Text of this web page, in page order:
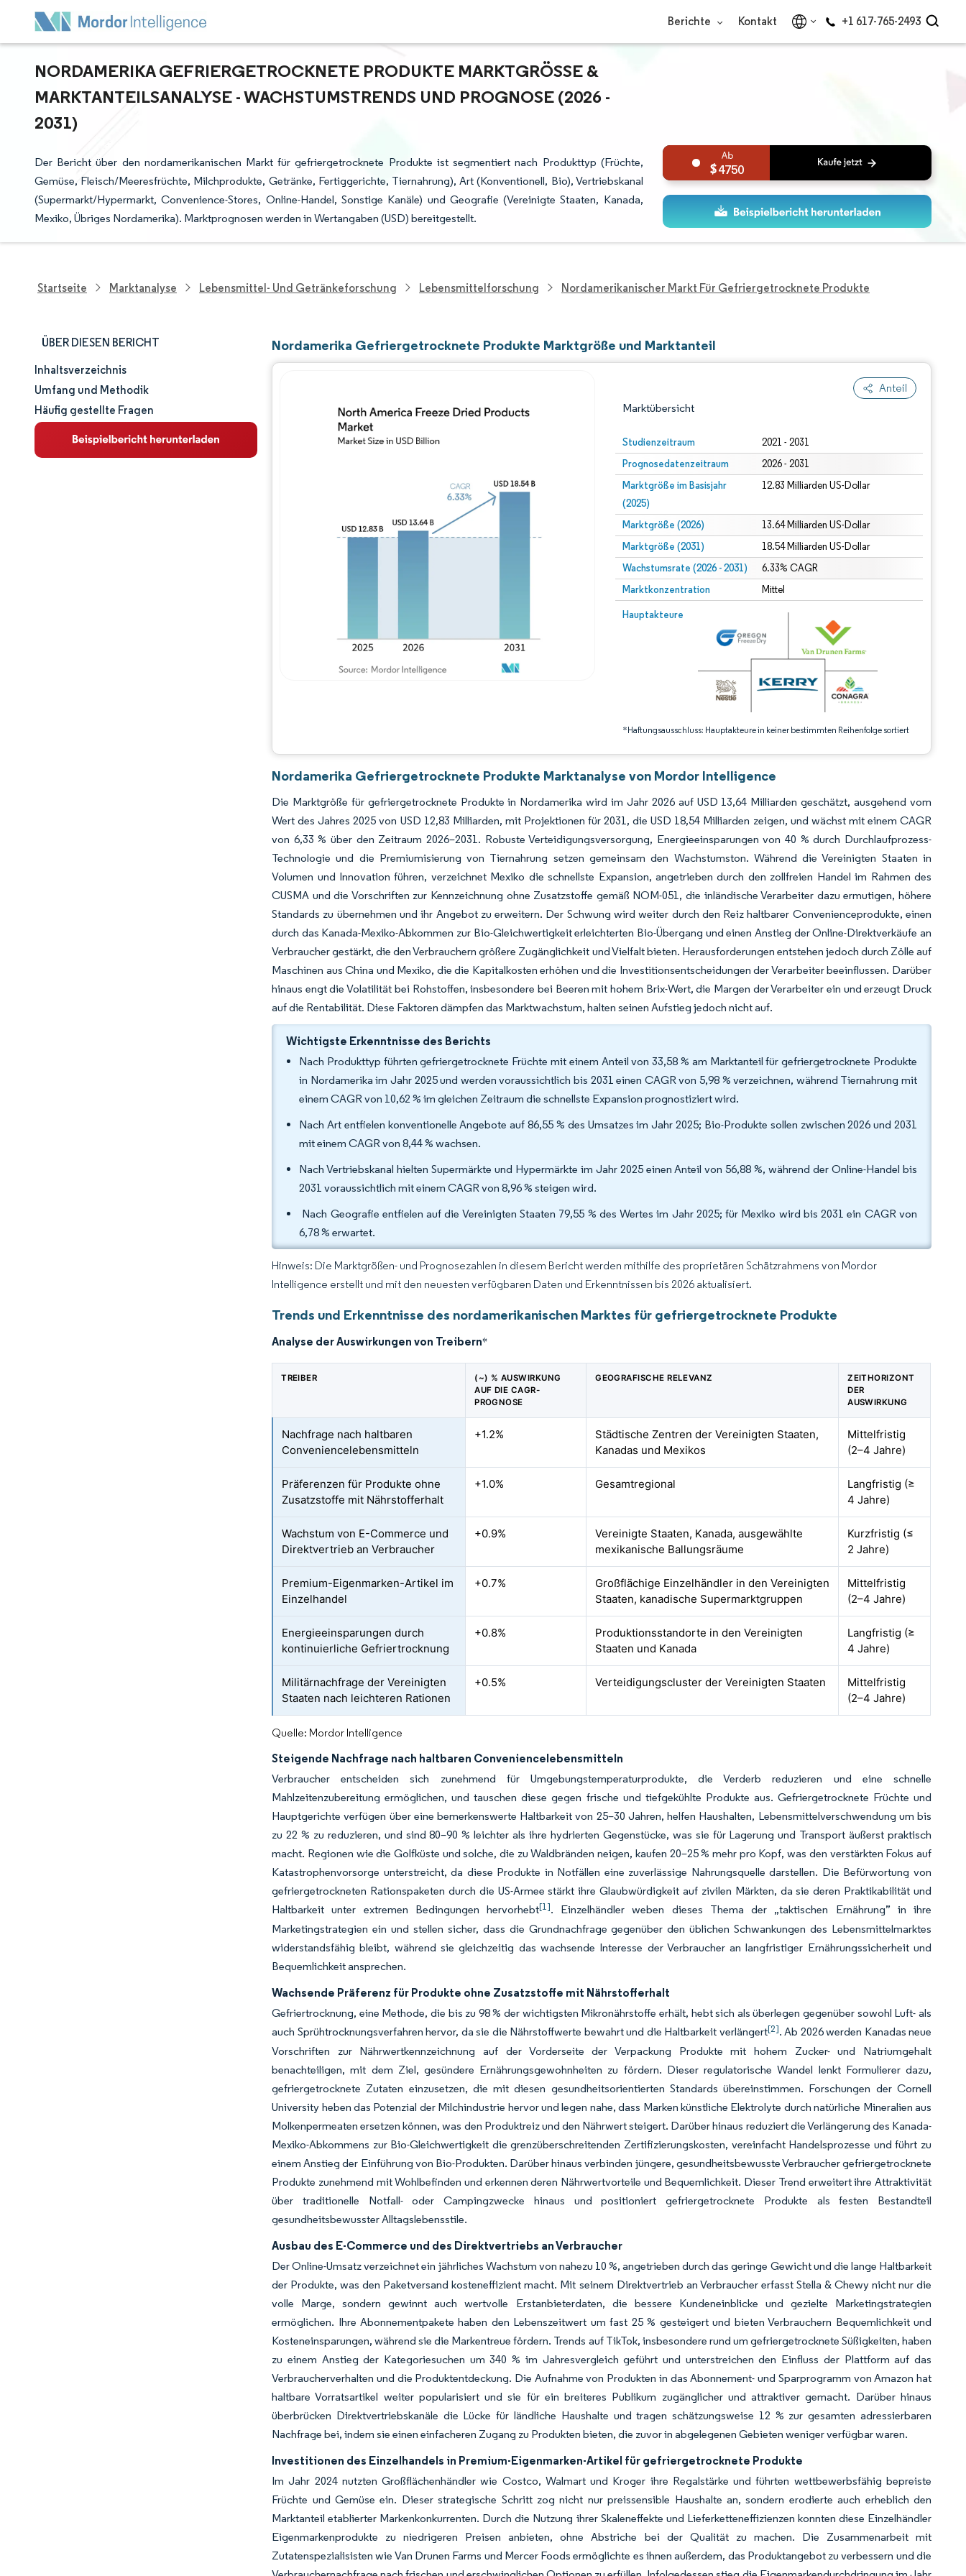
Berichte Kontakt +1 617-765-2493
NORDAMERIKA GEFRIERGETROCKNETE PRODUKTE MARKTGRÖSSE & M
ARKTANTEILSANALYSE - WACHSTUMSTRENDS UND PROGNOSE (2026 - 2
031)
Der Bericht über den nordamerikanischen Markt für gefriergetrocknete Produkte ist segmentiert nach Produkttyp (Früchte,
Gemüse, Fleisch/Meeresfrüchte, Milchprodukte, Getränke, Fertiggerichte, Tiernahrung), Art (Konventionell, Bio), Vertriebskanal
(Supermarkt/Hypermarkt, Convenience-Stores, Online-Handel, Sonstige Kanäle) und Geografie (Vereinigte Staaten, Kanada,
Mexiko, Übriges Nordamerika). Marktprognosen werden in Wertangaben (USD) bereitgestellt.
4750
Startseite Marktanalyse Lebensmittel- Und Getränkeforschung Lebensmittelforschung Nordamerikanischer Markt Für Gefriergetrocknete Produkte
ÜBER DIESEN BERICHT
Marktgröße und -anteil
Marktanalyse
Trends und Einblicke
Inhaltsverzeichnis
Umfang und Methodik
Häufig gestellte Fragen
Nordamerika Gefriergetrocknete Produkte Marktgröße und Marktanteil
Anteil
Marktübersicht
Studienzeitraum 2021 - 2031
Prognosedatenzeitraum 2026 - 2031
Marktgröße im Basisjahr
(2025)
12.83 Milliarden US-Dollar
Marktgröße (2026) 13.64 Milliarden US-Dollar
Marktgröße (2031) 18.54 Milliarden US-Dollar
Wachstumsrate (2026 - 2031) 6.33% CAGR
Marktkonzentration Mittel
Hauptakteure
*Haftungsausschluss: Hauptakteure in keiner bestimmten Reihenfolge sortiert
Bild © Mordor Intelligence. Wiederverwendung erfordert Namensnennung gemäß CC BY 4.0.
Bild © Mordor Intelligence. Wiederverwendung erfordert Namensnennung gemäß CC BY 4.0.
Nordamerika Gefriergetrocknete Produkte Marktanalyse von Mordor Intelligence
Die Marktgröße für gefriergetrocknete Produkte in Nordamerika wird im Jahr 2026 auf USD 13,64 Milliarden geschätzt, ausgehend vom
Wert des Jahres 2025 von USD 12,83 Milliarden, mit Projektionen für 2031, die USD 18,54 Milliarden zeigen, und wächst mit einem CAGR
von 6,33 % über den Zeitraum 2026–2031. Robuste Verteidigungsversorgung, Energieeinsparungen von 40 % durch Durchlaufprozess-
Technologie und die Premiumisierung von Tiernahrung setzen gemeinsam den Wachstumston. Während die Vereinigten Staaten in
Volumen und Innovation führen, verzeichnet Mexiko die schnellste Expansion, angetrieben durch den zollfreien Handel im Rahmen des
CUSMA und die Vorschriften zur Kennzeichnung ohne Zusatzstoffe gemäß NOM-051, die inländische Verarbeiter dazu ermutigen, höhere
Standards zu übernehmen und ihr Angebot zu erweitern. Der Schwung wird weiter durch den Reiz haltbarer Convenienceprodukte, einen
durch das Kanada-Mexiko-Abkommen zur Bio-Gleichwertigkeit erleichterten Bio-Übergang und einen Anstieg der Online-Direktverkäufe an
Verbraucher gestärkt, die den Verbrauchern größere Zugänglichkeit und Vielfalt bieten. Herausforderungen entstehen jedoch durch Zölle auf
Maschinen aus China und Mexiko, die die Kapitalkosten erhöhen und die Investitionsentscheidungen der Verarbeiter beeinflussen. Darüber
hinaus engt die Volatilität bei Rohstoffen, insbesondere bei Beeren mit hohem Brix-Wert, die Margen der Verarbeiter ein und erzeugt Druck
auf die Rentabilität. Diese Faktoren dämpfen das Marktwachstum, halten seinen Aufstieg jedoch nicht auf.
Wichtigste Erkenntnisse des Berichts
Nach Produkttyp führten gefriergetrocknete Früchte mit einem Anteil von 33,58 % am Marktanteil für gefriergetrocknete Produkte
in Nordamerika im Jahr 2025 und werden voraussichtlich bis 2031 einen CAGR von 5,98 % verzeichnen, während Tiernahrung mit
einem CAGR von 10,62 % im gleichen Zeitraum die schnellste Expansion prognostiziert wird.
Nach Art entfielen konventionelle Angebote auf 86,55 % des Umsatzes im Jahr 2025; Bio-Produkte sollen zwischen 2026 und 2031
mit einem CAGR von 8,44 % wachsen.
Nach Vertriebskanal hielten Supermärkte und Hypermärkte im Jahr 2025 einen Anteil von 56,88 %, während der Online-Handel bis
2031 voraussichtlich mit einem CAGR von 8,96 % steigen wird.
Nach Geografie entfielen auf die Vereinigten Staaten 79,55 % des Wertes im Jahr 2025; für Mexiko wird bis 2031 ein CAGR von
6,78 % erwartet.
Hinweis: Die Marktgrößen- und Prognosezahlen in diesem Bericht werden mithilfe des proprietären Schätzrahmens von Mordor
Intelligence erstellt und mit den neuesten verfügbaren Daten und Erkenntnissen bis 2026 aktualisiert.
Trends und Erkenntnisse des nordamerikanischen Marktes für gefriergetrocknete Produkte
Analyse der Auswirkungen von Treibern*
TREIBER
(~) % AUSWIRKUNG
AUF DIE CAGR-
PROGNOSE
GEOGRAFISCHE RELEVANZ
ZEITHORIZONT
DER
AUSWIRKUNG
Nachfrage nach haltbaren
Conveniencelebensmitteln
+1.2%
Städtische Zentren der Vereinigten Staaten,
Kanadas und Mexikos
Mittelfristig
(2–4 Jahre)
Präferenzen für Produkte ohne
Zusatzstoffe mit Nährstofferhalt
+1.0% Gesamtregional
Langfristig (≥
4 Jahre)
Wachstum von E-Commerce und
Direktvertrieb an Verbraucher
+0.9%
Vereinigte Staaten, Kanada, ausgewählte
mexikanische Ballungsräume
Kurzfristig (≤
2 Jahre)
Premium-Eigenmarken-Artikel im
Einzelhandel
+0.7%
Großflächige Einzelhändler in den Vereinigten
Staaten, kanadische Supermarktgruppen
Mittelfristig
(2–4 Jahre)
Energieeinsparungen durch
kontinuierliche Gefriertrocknung
+0.8%
Produktionsstandorte in den Vereinigten
Staaten und Kanada
Langfristig (≥
4 Jahre)
Militärnachfrage der Vereinigten
Staaten nach leichteren Rationen
+0.5% Verteidigungscluster der Vereinigten Staaten
Mittelfristig
(2–4 Jahre)
Quelle: Mordor Intelligence
Steigende Nachfrage nach haltbaren Conveniencelebensmitteln
Verbraucher entscheiden sich zunehmend für Umgebungstemperaturprodukte, die Verderb reduzieren und eine schnelle
Mahlzeitenzubereitung ermöglichen, und tauschen diese gegen frische und tiefgekühlte Produkte aus. Gefriergetrocknete Früchte und
Hauptgerichte verfügen über eine bemerkenswerte Haltbarkeit von 25–30 Jahren, helfen Haushalten, Lebensmittelverschwendung um bis
zu 22 % zu reduzieren, und sind 80–90 % leichter als ihre hydrierten Gegenstücke, was sie für Lagerung und Transport äußerst praktisch
macht. Regionen wie die Golfküste und solche, die zu Waldbränden neigen, kaufen 20–25 % mehr pro Kopf, was den verstärkten Fokus auf
Katastrophenvorsorge unterstreicht, da diese Produkte in Notfällen eine zuverlässige Nahrungsquelle darstellen. Die Befürwortung von
gefriergetrockneten Rationspaketen durch die US-Armee stärkt ihre Glaubwürdigkeit auf zivilen Märkten, da sie deren Praktikabilität und
Haltbarkeit unter extremen Bedingungen hervorhebt[1]. Einzelhändler weben dieses Thema der „taktischen Ernährung” in ihre
Marketingstrategien ein und stellen sicher, dass die Grundnachfrage gegenüber den üblichen Schwankungen des Lebensmittelmarktes
widerstandsfähig bleibt, während sie gleichzeitig das wachsende Interesse der Verbraucher an langfristiger Ernährungssicherheit und
Bequemlichkeit ansprechen.
Wachsende Präferenz für Produkte ohne Zusatzstoffe mit Nährstofferhalt
Gefriertrocknung, eine Methode, die bis zu 98 % der wichtigsten Mikronährstoffe erhält, hebt sich als überlegen gegenüber sowohl Luft- als
auch Sprühtrocknungsverfahren hervor, da sie die Nährstoffwerte bewahrt und die Haltbarkeit verlängert[2]. Ab 2026 werden Kanadas neue
Vorschriften zur Nährwertkennzeichnung auf der Vorderseite der Verpackung Produkte mit hohem Zucker- und Natriumgehalt
benachteiligen, mit dem Ziel, gesündere Ernährungsgewohnheiten zu fördern. Dieser regulatorische Wandel lenkt Formulierer dazu,
gefriergetrocknete Zutaten einzusetzen, die mit diesen gesundheitsorientierten Standards übereinstimmen. Forschungen der Cornell
University heben das Potenzial der Milchindustrie hervor und legen nahe, dass Marken künstliche Elektrolyte durch natürliche Mineralien aus
Molkenpermeaten ersetzen können, was den Produktreiz und den Nährwert steigert. Darüber hinaus reduziert die Verlängerung des Kanada-
Mexiko-Abkommens zur Bio-Gleichwertigkeit die grenzüberschreitenden Zertifizierungskosten, vereinfacht Handelsprozesse und führt zu
einem Anstieg der Einführung von Bio-Produkten. Darüber hinaus verbinden jüngere, gesundheitsbewusste Verbraucher gefriergetrocknete
Produkte zunehmend mit Wohlbefinden und erkennen deren Nährwertvorteile und Bequemlichkeit. Dieser Trend erweitert ihre Attraktivität
über traditionelle Notfall- oder Campingzwecke hinaus und positioniert gefriergetrocknete Produkte als festen Bestandteil
gesundheitsbewusster Alltagslebensstile.
Ausbau des E-Commerce und des Direktvertriebs an Verbraucher
Der Online-Umsatz verzeichnet ein jährliches Wachstum von nahezu 10 %, angetrieben durch das geringe Gewicht und die lange Haltbarkeit
der Produkte, was den Paketversand kosteneffizient macht. Mit seinem Direktvertrieb an Verbraucher erfasst Stella & Chewy nicht nur die
volle Marge, sondern gewinnt auch wertvolle Erstanbieterdaten, die bessere Kundeneinblicke und gezielte Marketingstrategien
ermöglichen. Ihre Abonnementpakete haben den Lebenszeitwert um fast 25 % gesteigert und bieten Verbrauchern Bequemlichkeit und
Kosteneinsparungen, während sie die Markentreue fördern. Trends auf TikTok, insbesondere rund um gefriergetrocknete Süßigkeiten, haben
zu einem Anstieg der Kategoriesuchen um 340 % im Jahresvergleich geführt und unterstreichen den Einfluss der Plattform auf das
Verbraucherverhalten und die Produktentdeckung. Die Aufnahme von Produkten in das Abonnement- und Sparprogramm von Amazon hat
haltbare Vorratsartikel weiter popularisiert und sie für ein breiteres Publikum zugänglicher und attraktiver gemacht. Darüber hinaus
überbrücken Direktvertriebskanäle die Lücke für ländliche Haushalte und tragen schätzungsweise 12 % zur gesamten adressierbaren
Nachfrage bei, indem sie einen einfacheren Zugang zu Produkten bieten, die zuvor in abgelegenen Gebieten weniger verfügbar waren.
Investitionen des Einzelhandels in Premium-Eigenmarken-Artikel für gefriergetrocknete Produkte
Im Jahr 2024 nutzten Großflächenhändler wie Costco, Walmart und Kroger ihre Regalstärke und führten wettbewerbsfähig bepreiste
Früchte und Gemüse ein. Dieser strategische Schritt zog nicht nur preissensible Haushalte an, sondern erodierte auch erheblich den
Marktanteil etablierter Markenkonkurrenten. Durch die Nutzung ihrer Skaleneffekte und Lieferketteneffizienzen konnten diese Einzelhändler
Eigenmarkenprodukte zu niedrigeren Preisen anbieten, ohne Abstriche bei der Qualität zu machen. Die Zusammenarbeit mit
Zutatenspezialisisten wie Van Drunen Farms und Mercer Foods ermöglichte es ihnen außerdem, das Produktangebot zu verbessern und die